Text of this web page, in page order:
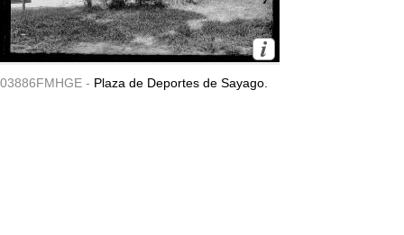
03886FMHGE - Plaza de Deportes de Sayago.